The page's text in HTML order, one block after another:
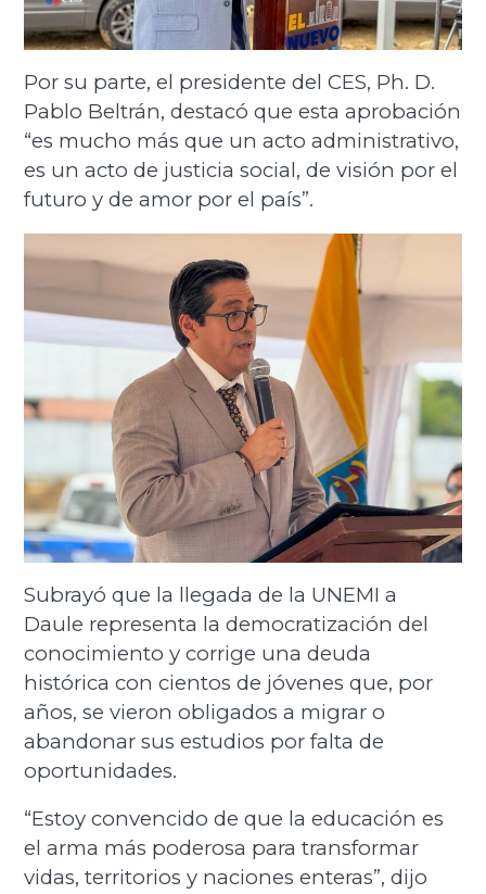
Por su parte, el presidente del CES, Ph. D.
Pablo Beltrán, destacó que esta aprobación
“es mucho más que un acto administrativo,
es un acto de justicia social, de visión por el
futuro y de amor por el país”.
Subrayó que la llegada de la UNEMI a
Daule representa la democratización del
conocimiento y corrige una deuda
histórica con cientos de jóvenes que, por
años, se vieron obligados a migrar o
abandonar sus estudios por falta de
oportunidades.
“Estoy convencido de que la educación es
el arma más poderosa para transformar
vidas, territorios y naciones enteras”, dijo